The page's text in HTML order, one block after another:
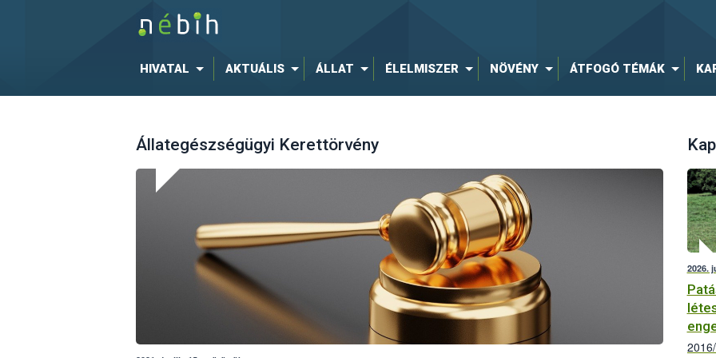
HIVATAL AKTUÁLIS ÁLLAT ÉLELMISZER NÖVÉNY ÁTFOGÓ TÉMÁK
Állategészségügyi Kerettörvény
2026.